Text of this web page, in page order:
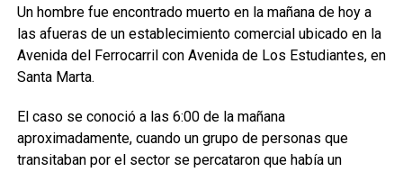
Un hombre fue encontrado muerto en la mañana de hoy a
las afueras de un establecimiento comercial ubicado en la
Avenida del Ferrocarril con Avenida de Los Estudiantes, en
Santa Marta.
El caso se conoció a las 6:00 de la mañana
aproximadamente, cuando un grupo de personas que
transitaban por el sector se percataron que había un